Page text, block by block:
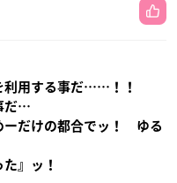
利用する事だ……！！
だ…
だけの都合でッ！ ゆる
』ッ！